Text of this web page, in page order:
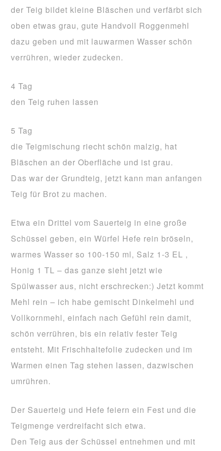
der Teig bildet kleine Bläschen und verfärbt sich
oben etwas grau, gute Handvoll Roggenmehl
dazu geben und mit lauwarmen Wasser schön
verrühren, wieder zudecken.
4 Tag
den Teig ruhen lassen
5 Tag
die Teigmischung riecht schön malzig, hat
Bläschen an der Oberfläche und ist grau.
Das war der Grundteig, jetzt kann man anfangen
Teig für Brot zu machen.
Etwa ein Drittel vom Sauerteig in eine große
Schüssel geben, ein Würfel Hefe rein bröseln,
warmes Wasser so 100-150 ml, Salz 1-3 EL ,
Honig 1 TL – das ganze sieht jetzt wie
Spülwasser aus, nicht erschrecken:) Jetzt kommt
Mehl rein – ich habe gemischt Dinkelmehl und
Vollkornmehl, einfach nach Gefühl rein damit,
schön verrühren, bis ein relativ fester Teig
entsteht. Mit Frischhaltefolie zudecken und im
Warmen einen Tag stehen lassen, dazwischen
umrühren.
Der Sauerteig und Hefe feiern ein Fest und die
Teigmenge verdreifacht sich etwa.
Den Teig aus der Schüssel entnehmen und mit